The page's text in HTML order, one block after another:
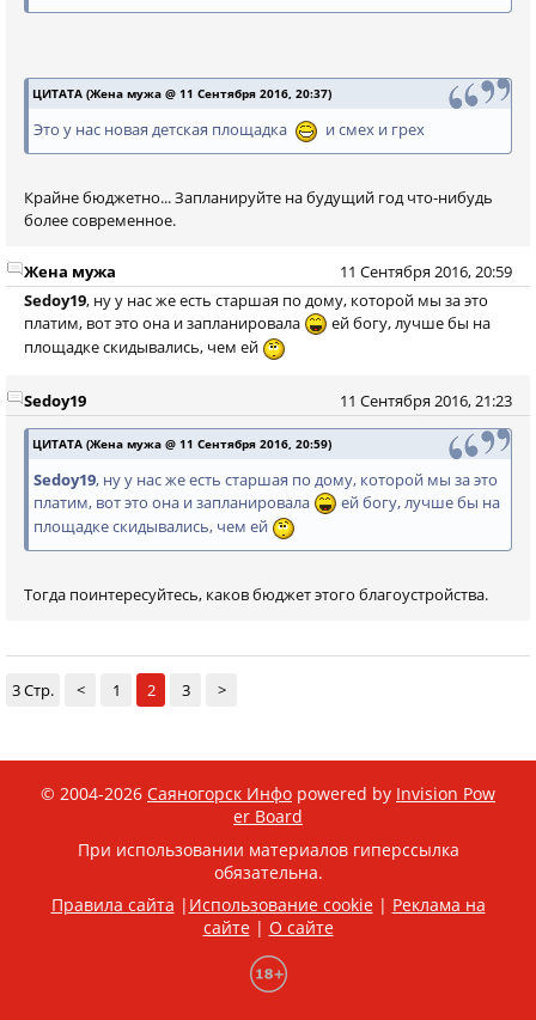
ЦИТАТА (Жена мужа @ 11 Сентября 2016, 20:37)
Это у нас новая детская площадка и смех и грех
Крайне бюджетно... Запланируйте на будущий год что-нибудь
более современное.
11 Сентября 2016, 20:59
Жена мужа
Sedoy19, ну у нас же есть старшая по дому, которой мы за это
платим, вот это она и запланировала
ей богу, лучше бы на
площадке скидывались, чем ей
11 Сентября 2016, 21:23
Sedoy19
ЦИТАТА (Жена мужа @ 11 Сентября 2016, 20:59)
Sedoy19, ну у нас же есть старшая по дому, которой мы за это
платим, вот это она и запланировала
ей богу, лучше бы на
площадке скидывались, чем ей
Тогда поинтересуйтесь, каков бюджет этого благоустройства.
3 Стр. < 1 2 3 >
© 2004-2026 Саяногорск Инфо powered by Invision Pow
er Board
При использовании материалов гиперссылка
обязательна.
Правила сайта | Использование cookie| Реклама на
сайте| О сайте